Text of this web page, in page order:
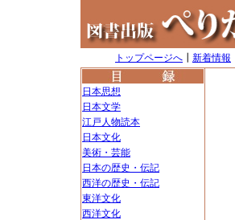
トップページへ 新着情報
日本思想
日本文学
江戸人物読本
日本文化
美術・芸能
日本の歴史・伝記
西洋の歴史・伝記
東洋文化
西洋文化